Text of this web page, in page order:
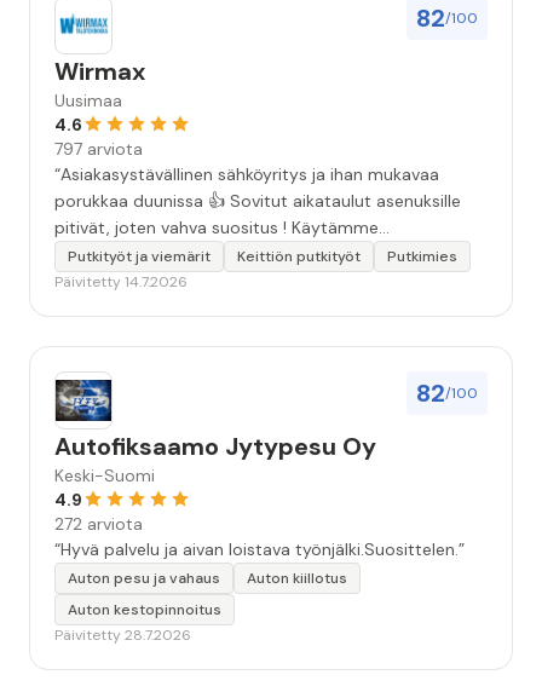
tunnin kuluttua vaunuun oli asennettu uudet
jarrurummut jarrukenkineen. Ja kotimatka alkoi
turvallisesti ja hyvillä mielin. Kiitoksia erinomaisen
hyvästä palvelusta hädissään tuskailleelle pohjoisen
matkailijalle😊”
82/100
Wirmax
Uusimaa
4.6
797 arviota
“Asiakasystävällinen sähköyritys ja ihan mukavaa
porukkaa duunissa 👍 Sovitut aikataulut asenuksille
pitivät, joten vahva suositus ! Käytämme
seuraavallakin kerralla!”
Putkityöt ja viemärit Keittiön putkityöt
Putkimies
Päivitetty 14.7.2026
82/100
Autofiksaamo Jytypesu Oy
Keski-Suomi
4.9
272 arviota
“Hyvä palvelu ja aivan loistava työnjälki.Suosittelen.”
Auton pesu ja vahaus
Auton kiillotus
Auton kestopinnoitus
Päivitetty 28.7.2026